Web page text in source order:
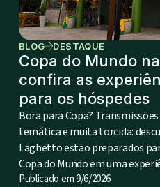
BLOG DESTAQUE
Copa do Mundo
confira as
para os hóspedes
Bora para Copa?
temática e muita torcida:
Laghetto estão preparados
Copa do Mundo em uma
Publicado em9/6/2026